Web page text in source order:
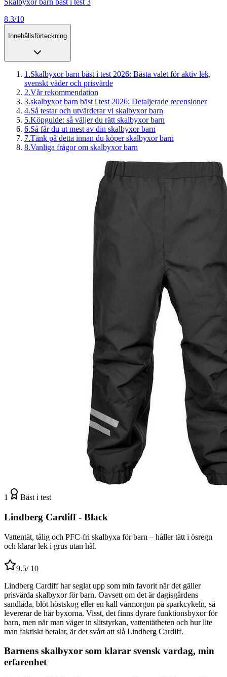
8.3/10
Innehållsförteckning
1 .Skalbyxor barn bäst i test 2026: Bästa valet för aktiv lek,
svenskt väder och prisvärde
2.Vår rekommendation
3.skalbyxor barn bäst i test 2026: Detaljerade recensioner
4.Så testar och utvärderar vi skalbyxor barn
5.Köpguide: så väljer du rätt skalbyxor barn
6.Så får du ut mest av din skalbyxor barn
7.Tänk på detta innan du köper skalbyxor barn
8.Vanliga frågor om skalbyxor barn
1 Bäst i test
Lindberg Cardiff - Black
Vattentät, tålig och PFC-fri skalbyxa för barn – håller tätt i ösregn
och klarar lek i grus utan hål.
9.5/ 10
Lindberg Cardiff har seglat upp som min favorit när det gäller
prisvärda skalbyxor för barn. Oavsett om det är dagisgårdens
sandlåda, blöt höstskog eller en kall vårmorgon på sparkcykeln, så
levererar de här byxorna. Visst, det finns dyrare funktionsbyxor för
barn, men när man väger in slitstyrkan, vattentätheten och hur lite
man faktiskt betalar, är det svårt att slå Lindberg Cardiff.
Barnens skalbyxor som klarar svensk vardag, min
erfarenhet